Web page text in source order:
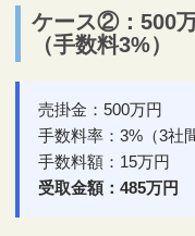
ケース②：500
（手数料3%）
売掛金：500万円
手数料率：3%（3社
手数料額：15万円
受取金額：485万円